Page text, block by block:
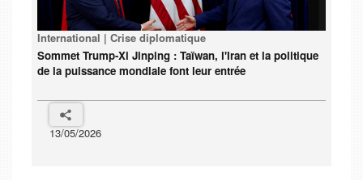
International | Crise diplomatique
Sommet Trump-Xi Jinping : Taïwan, l'Iran et la politique
de la puissance mondiale font leur entrée
13/05/2026